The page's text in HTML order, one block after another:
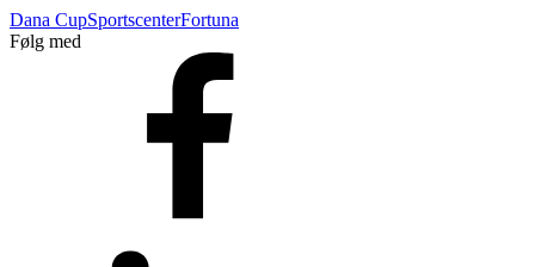
Dana CupSportscenterFortuna
Følg med